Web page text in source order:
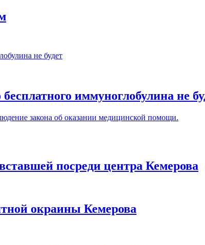
иммуноглобулина не
закона об оказании медицинской помощи.
посреди центра Кемерова
окраины Кемерова